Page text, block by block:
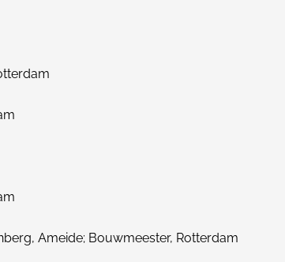
Ameide; Bouwmeester, Rotterdam